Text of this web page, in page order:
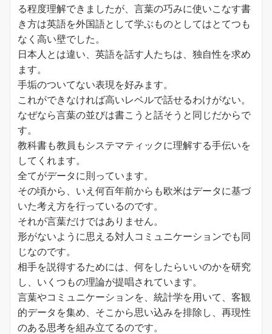
る程度理解できましたが、言葉の巧みに使いこなす書
き方は英語を外国語として学ぶものとしてはとてつも
なく高い壁でした。
日本人とは違い、英語を話す人たちは、独自性を求め
ます。
手垢のついてない表現を好みます。
これができなければ高いレベルで話せるわけがない。
なぜなら言葉の並びは書こうと話そうと同じだからで
す。
教科書も教員もシステマティックに理解する手伝いを
してくれます。
全てがデータに則っています。
その頃から、いえ何百年前からも欧米はデータに基づ
いた考え方を行っているのです。
それが言葉だけではありません。
形がないように思える対人コミュニケーションでも同
じなのです。
相手を説得するためには、何をしたらいいのかを研究
し、いくつもの理論が提唱されています。
言葉やコミュニケーションを、統計学を用いて、客観
的データを集め、そこから思い込みを排除し、再現性
のある思考を組み立てるのです。